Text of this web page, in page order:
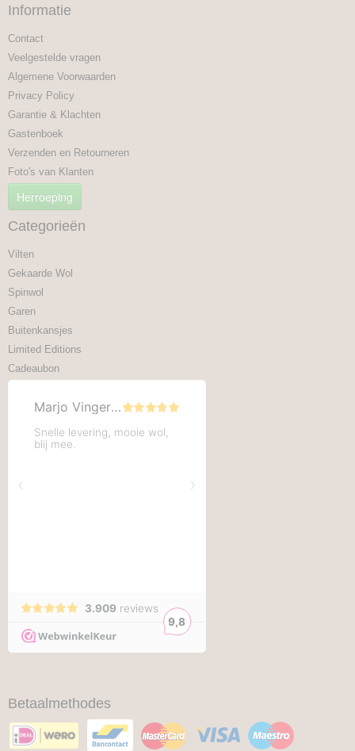
Informatie
Contact
Veelgestelde vragen
Algemene Voorwaarden
Privacy Policy
Garantie & Klachten
Gastenboek
Verzenden en Retourneren
Foto's van Klanten
Herroeping
Categorieën
Vilten
Gekaarde Wol
Spinwol
Garen
Buitenkansjes
Limited Editions
Cadeaubon
Betaalmethodes